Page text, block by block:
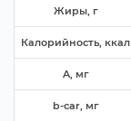
Жиры,
Калорийность, ккал
A, м
b-car, м